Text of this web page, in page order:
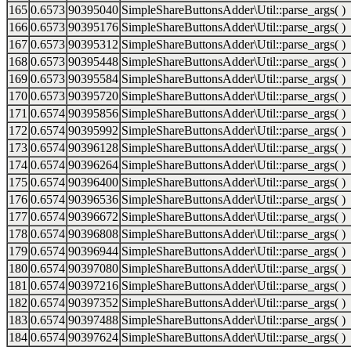
165 0.6573 90395040 SimpleShareButtonsAdder\Util::parse_args( )
166 0.6573 90395176 SimpleShareButtonsAdder\Util::parse_args( )
167 0.6573 90395312 SimpleShareButtonsAdder\Util::parse_args( )
168 0.6573 90395448 SimpleShareButtonsAdder\Util::parse_args( )
169 0.6573 90395584 SimpleShareButtonsAdder\Util::parse_args( )
170 0.6573 90395720 SimpleShareButtonsAdder\Util::parse_args( )
171 0.6574 90395856 SimpleShareButtonsAdder\Util::parse_args( )
172 0.6574 90395992 SimpleShareButtonsAdder\Util::parse_args( )
173 0.6574 90396128 SimpleShareButtonsAdder\Util::parse_args( )
174 0.6574 90396264 SimpleShareButtonsAdder\Util::parse_args( )
175 0.6574 90396400 SimpleShareButtonsAdder\Util::parse_args( )
176 0.6574 90396536 SimpleShareButtonsAdder\Util::parse_args( )
177 0.6574 90396672 SimpleShareButtonsAdder\Util::parse_args( )
178 0.6574 90396808 SimpleShareButtonsAdder\Util::parse_args( )
179 0.6574 90396944 SimpleShareButtonsAdder\Util::parse_args( )
180 0.6574 90397080 SimpleShareButtonsAdder\Util::parse_args( )
181 0.6574 90397216 SimpleShareButtonsAdder\Util::parse_args( )
182 0.6574 90397352 SimpleShareButtonsAdder\Util::parse_args( )
183 0.6574 90397488 SimpleShareButtonsAdder\Util::parse_args( )
184 0.6574 90397624 SimpleShareButtonsAdder\Util::parse_args( )